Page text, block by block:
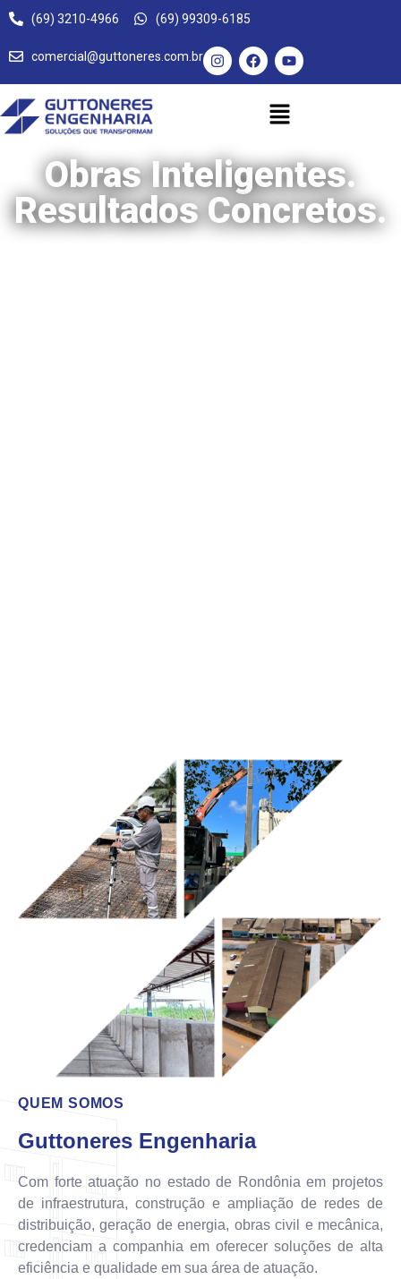
(69) 3210-4966 (69) 99309-6185
comercial@guttoneres.com.br
Obras Inteligentes.
Resultados Concretos.
QUEM SOMOS
Guttoneres Engenharia
Com forte atuação no estado de Rondônia em projetos
de infraestrutura, construção e ampliação de redes de
distribuição, geração de energia, obras civil e mecânica,
credenciam a companhia em oferecer soluções de alta
eficiência e qualidade em sua área de atuação.